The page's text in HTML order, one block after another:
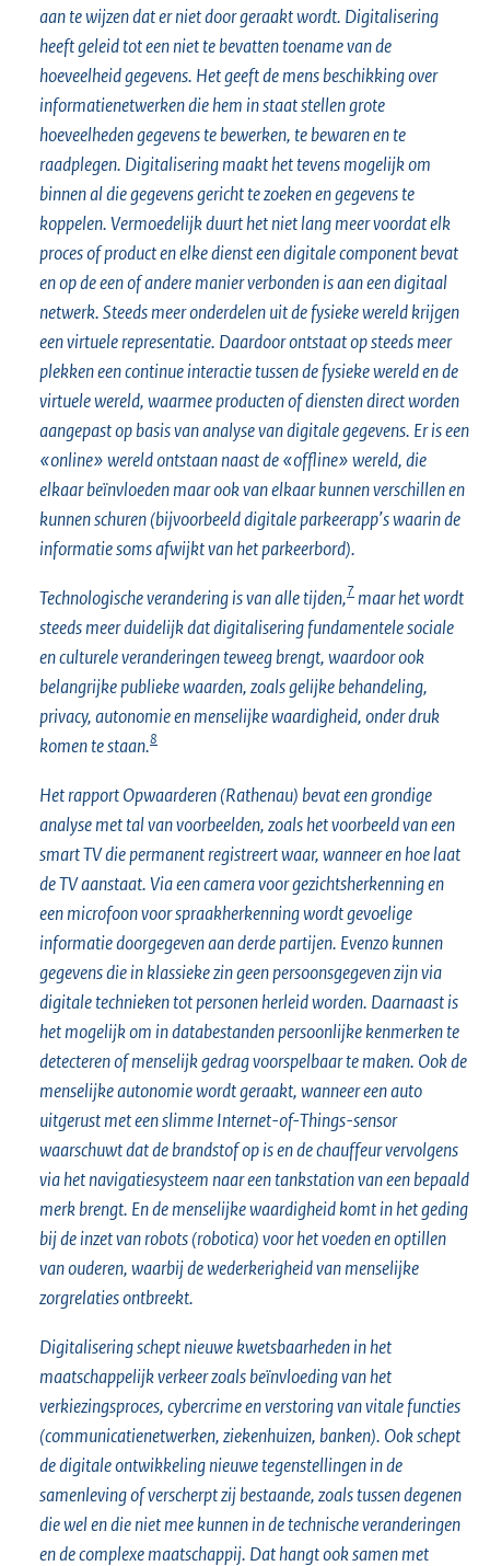
aan te wijzen dat er niet door geraakt wordt. Digitalisering
heeft geleid tot een niet te bevatten toename van de
hoeveelheid gegevens. Het geeft de mens beschikking over
informatienetwerken die hem in staat stellen grote
hoeveelheden gegevens te bewerken, te bewaren en te
raadplegen. Digitalisering maakt het tevens mogelijk om
binnen al die gegevens gericht te zoeken en gegevens te
koppelen. Vermoedelijk duurt het niet lang meer voordat elk
proces of product en elke dienst een digitale component bevat
en op de een of andere manier verbonden is aan een digitaal
netwerk. Steeds meer onderdelen uit de fysieke wereld krijgen
een virtuele representatie. Daardoor ontstaat op steeds meer
plekken een continue interactie tussen de fysieke wereld en de
virtuele wereld, waarmee producten of diensten direct worden
aangepast op basis van analyse van digitale gegevens. Er is een
«online» wereld ontstaan naast de «offline» wereld, die
elkaar beïnvloeden maar ook van elkaar kunnen verschillen en
kunnen schuren (bijvoorbeeld digitale parkeerapp’s waarin de
informatie soms afwijkt van het parkeerbord).
Technologische verandering is van alle tijden,7 maar het wordt
steeds meer duidelijk dat digitalisering fundamentele sociale
en culturele veranderingen teweeg brengt, waardoor ook
belangrijke publieke waarden, zoals gelijke behandeling,
privacy, autonomie en menselijke waardigheid, onder druk
komen te staan.8
Het rapport Opwaarderen (Rathenau) bevat een grondige
analyse met tal van voorbeelden, zoals het voorbeeld van een
smart TV die permanent registreert waar, wanneer en hoe laat
de TV aanstaat. Via een camera voor gezichtsherkenning en
een microfoon voor spraakherkenning wordt gevoelige
informatie doorgegeven aan derde partijen. Evenzo kunnen
gegevens die in klassieke zin geen persoonsgegeven zijn via
digitale technieken tot personen herleid worden. Daarnaast is
het mogelijk om in databestanden persoonlijke kenmerken te
detecteren of menselijk gedrag voorspelbaar te maken. Ook de
menselijke autonomie wordt geraakt, wanneer een auto
uitgerust met een slimme Internet-of-Things-sensor
waarschuwt dat de brandstof op is en de chauffeur vervolgens
via het navigatiesysteem naar een tankstation van een bepaald
merk brengt. En de menselijke waardigheid komt in het geding
bij de inzet van robots (robotica) voor het voeden en optillen
van ouderen, waarbij de wederkerigheid van menselijke
zorgrelaties ontbreekt.
Digitalisering schept nieuwe kwetsbaarheden in het
maatschappelijk verkeer zoals beïnvloeding van het
verkiezingsproces, cybercrime en verstoring van vitale functies
(communicatienetwerken, ziekenhuizen, banken). Ook schept
de digitale ontwikkeling nieuwe tegenstellingen in de
samenleving of verscherpt zij bestaande, zoals tussen degenen
die wel en die niet mee kunnen in de technische veranderingen
en de complexe maatschappij. Dat hangt ook samen met